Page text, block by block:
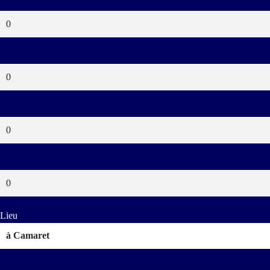
0
0
0
0
Lieu
à Camaret